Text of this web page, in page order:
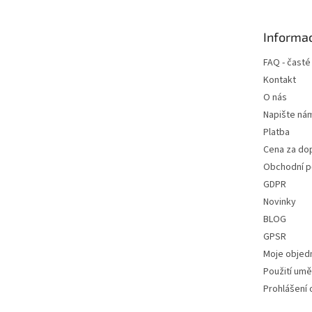
FAQ -
Kontakt
O nás
Napište
Platba
Cena za
Obchodní
GDPR
Novinky
BLOG
GPSR
Moje
Použití
Prohlášení